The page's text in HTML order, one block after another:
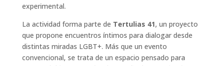
experimental.
La actividad forma parte de Tertulias 41, un proyecto
que propone encuentros íntimos para dialogar desde
distintas miradas LGBT+. Más que un evento
convencional, se trata de un espacio pensado para